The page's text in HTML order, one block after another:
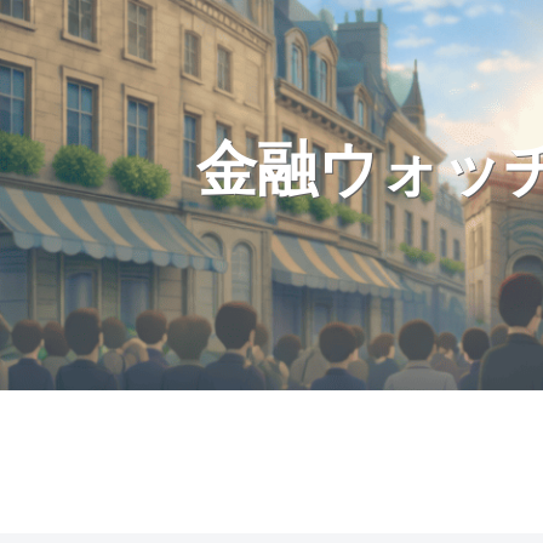
金融ウォッ